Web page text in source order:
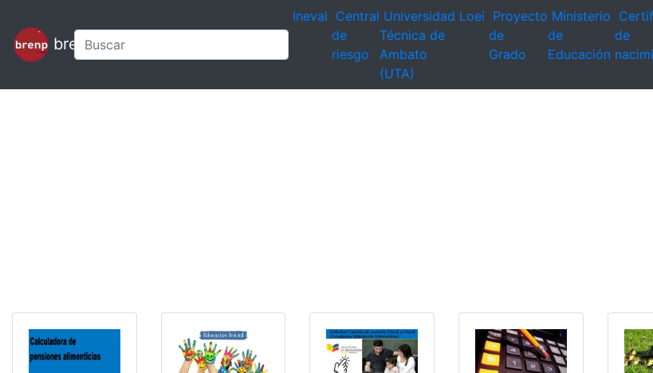
brenp
Ineval Central
de
riesgo
Universidad
Técnica de
Ambato
(UTA)
Loei Proyecto
de
Grado
Ministerio
de
Educación
de